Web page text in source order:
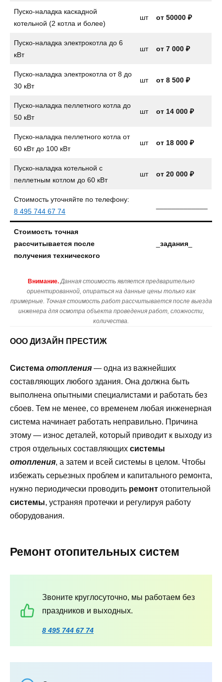
Пуско-наладка каскадной
котельной (2 котла и более)
шт от 50000 ₽
Пуско-наладка электрокотла до 6
кВт
шт от 7 000 ₽
Пуско-наладка электрокотла от 8 до
30 кВт
шт от 8 500 ₽
Пуско-наладка пеллетного котла до
50 кВт
шт от 14 000 ₽
Пуско-наладка пеллетного котла от
60 кВт до 100 кВт
шт от 18 000 ₽
Пуско-наладка котельной с
пеллетным котлом до 60 кВт
шт от 20 000 ₽
Стоимость уточняйте по телефону:
8 495 744 67 74
Стоимость точная
рассчитывается после
получения технического
_задания
Внимание. Данная стоимость является предварительно
ориентированной, опираться на данные цены только как
примерные. Точная стоимость работ рассчитывается после выезда
инженера для осмотра объекта проведения работ, сложности,
количества.
ООО ДИЗАЙН ПРЕСТИЖ
Система отопления — одна из важнейших
составляющих любого здания. Она должна быть
выполнена опытными специалистами и работать без
сбоев. Тем не менее, со временем любая инженерная
система начинает работать неправильно. Причина
этому — износ деталей, который приводит к выходу из
строя отдельных составляющих системы
отопления, а затем и всей системы в целом. Чтобы
избежать серьезных проблем и капитального ремонта,
нужно периодически проводить ремонт отопительной
системы, устраняя протечки и регулируя работу
оборудования.
Ремонт отопительных систем
Звоните круглосуточно, мы работаем без
праздников и выходных.
8 495 744 67 74